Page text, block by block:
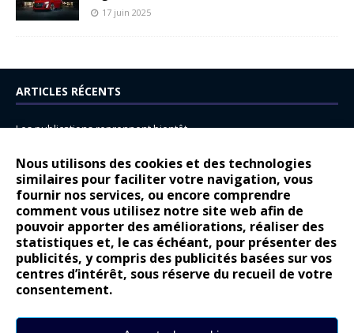
Nous utilisons des cookies et des technologies
similaires pour faciliter votre navigation, vous
fournir nos services, ou encore comprendre
comment vous utilisez notre site web afin de
pouvoir apporter des améliorations, réaliser des
statistiques et, le cas échéant, pour présenter des
publicités, y compris des publicités basées sur vos
centres d’intérêt, sous réserve du recueil de votre
consentement.
17 juin 2025
ARTICLES RÉCENTS
Les publications reprennent bientôt…
14 juillet : nouveau film de marque pour Citroën
Renault Espace : voyage, voyage…
Peugeot E-208 GTi : naissance d’une légende
COMMENTAIRES RÉCENTS
Gilly